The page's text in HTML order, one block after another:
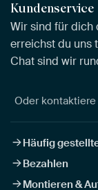
Kundenservice
Wir sind für dich
erreichst du uns
Chat sind wir
Oder
Häufig
Bezahlen
Montieren &